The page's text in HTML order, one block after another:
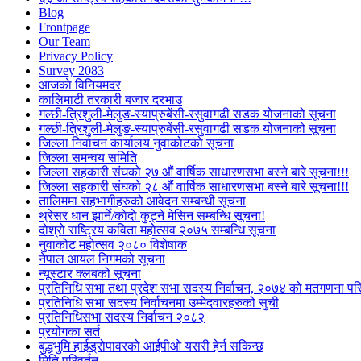
Blog
Frontpage
Our Team
Privacy Policy
Survey 2083
आजकाे विनियमदर
कालिमाटी तरकारी बजार दरभाउ
गल्छी-त्रिशुली-मेलुङ-स्याप्रुबेंसी-रसुवागढी सडक योजनाको सूचना
गल्छी-त्रिशुली-मेलुङ-स्याप्रुबेंसी-रसुवागढी सडक योजनाको सूचना
जिल्ला निर्वाचन कार्यालय नुवाकोटको सूचना
जिल्ला समन्वय समिति
जिल्ला सहकारी संघको २७ औं वार्षिक साधारणसभा बस्ने बारे सूचना!!!
जिल्ला सहकारी संघको २८ औं वार्षिक साधारणसभा बस्ने बारे सूचना!!!
तालिममा सहभागीहरुको आवेदन सम्बन्धी सूचना
थ्रेसर धान झार्ने/काेदाे कुट्ने मेसिन सम्बन्धि सूचना!
दोश्रो राष्ट्रिय कविता महोत्सव २०७५ सम्बन्धि सूचना
नुवाकोट महोत्सव २०८० विशेषांक
नेपाल आयल निगमको सूचना
न्यूस्टार क्लबको सूचना
प्रतिनिधि सभा तथा प्रदेश सभा सदस्य निर्वाचन, २०७४ को मतगणना
प्रतिनिधि सभा सदस्य निर्वाचनमा उम्मेदवारहरुको सुची
प्रतिनिधिसभा सदस्य निर्वाचन २०८२
प्रयोगका सर्त
बुद्धभुमि हाईड्रोपावरको आईपीओ यसरी हेर्न सकिन्छ